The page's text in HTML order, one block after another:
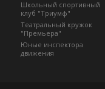
Школьный спортивный
клуб "Триумф"
Театральный кружок
"Премьера"
Юные инспектора
движения